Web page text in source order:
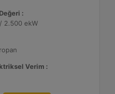
:
2.500 ekW
Verim :